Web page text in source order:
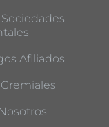
Afiliados